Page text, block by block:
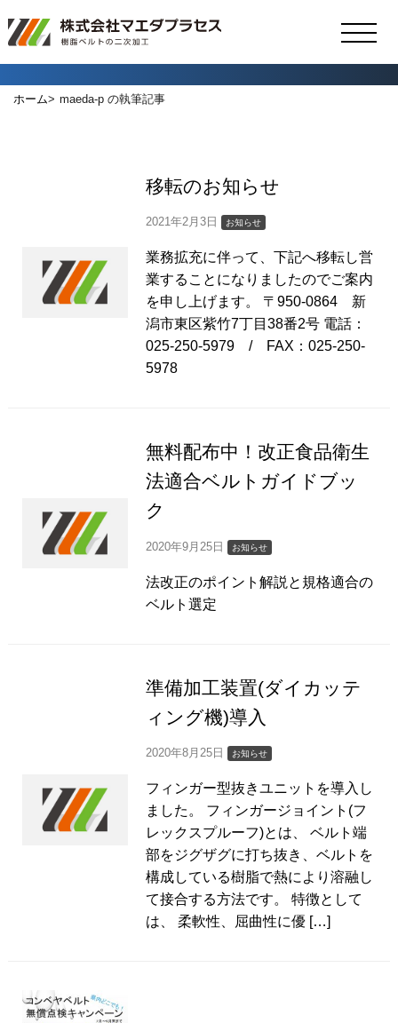
ホーム maeda-p の執筆記事
移転のお知らせ
2021年2月3日 お知らせ
業務拡充に伴って、下記へ移転し営
業することになりましたのでご案内
を申し上げます。 〒950-0864 新
潟市東区紫竹7丁目38番2号 電話：
025-250-5979 / FAX：025-250-
5978
無料配布中！改正食品衛生
法適合ベルトガイドブッ
ク
2020年9月25日 お知らせ
法改正のポイント解説と規格適合の
ベルト選定
準備加工装置(ダイカッテ
ィング機)導入
2020年8月25日 お知らせ
フィンガー型抜きユニットを導入し
ました。 フィンガージョイント(フ
レックスプルーフ)とは、 ベルト端
部をジグザグに打ち抜き、ベルトを
構成している樹脂で熱により溶融し
て接合する方法です。 特徴として
は、 柔軟性、屈曲性に優 […]